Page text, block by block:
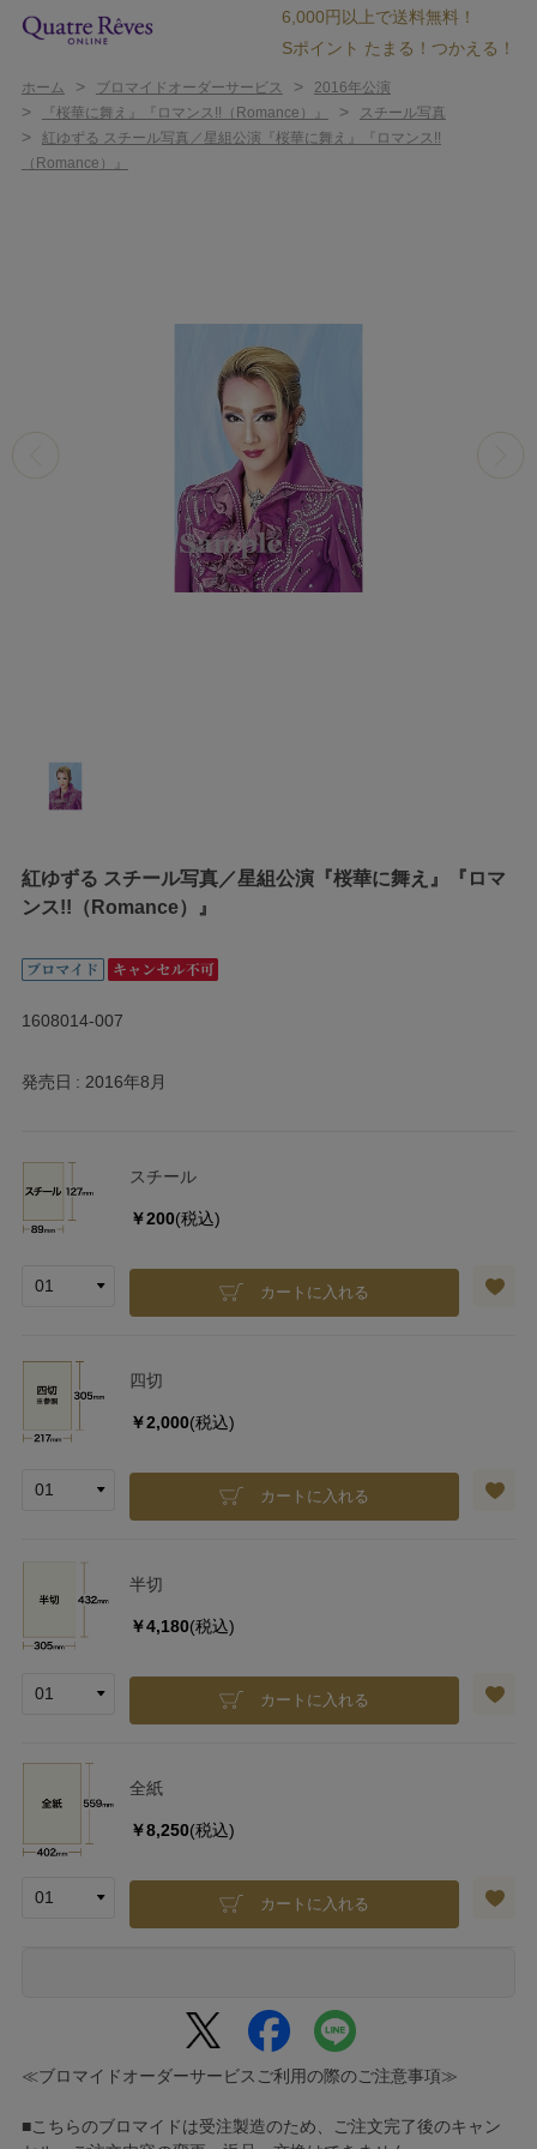
6,000円以上で送料無料！
Sポイント たまる！つかえる！
ホーム > ブロマイドオーダーサービス > 2016年公演
> 『桜華に舞え』『ロマンス!!（Romance）』 > スチール写真
>
紅ゆずる スチール写真／星組公演『桜華に舞え』『ロマンス!!
（Romance）』
紅ゆずる スチール写真／星組公演『桜華に舞え』『ロマ
ンス!!（Romance）』
1608014-007
発売日 2016年8月
スチール
￥200(税込)
カートに入れる
四切
￥2,000(税込)
カートに入れる
半切
￥4,180(税込)
カートに入れる
全紙
￥8,250(税込)
カートに入れる
≪ブロマイドオーダーサービスご利用の際のご注意事項≫
■こちらのブロマイドは受注製造のため、ご注文完了後のキャン